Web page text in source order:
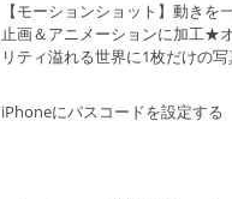
【モーションショット】動きを
止画＆アニメーションに加工★
リティ溢れる世界に1枚だけの
iPhoneにパスコードを設定する